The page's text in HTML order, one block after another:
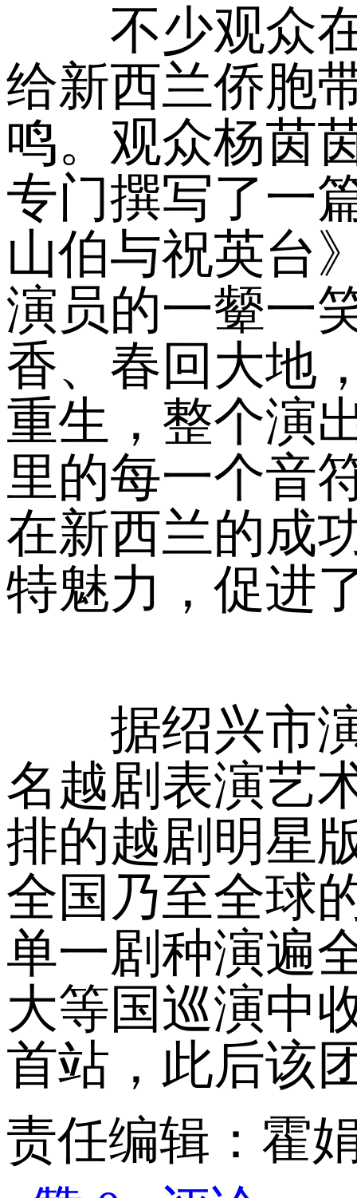
不少观众在
给新西兰侨胞
鸣。观众杨茵
专门撰写了一
山伯与祝英台
演员的一颦一
香、春回大地
重生，整个演
里的每一个音
在新西兰的成
特魅力，促进
据绍兴市演
名越剧表演艺
排的越剧明星
全国乃至全球
单一剧种演遍
大等国巡演中
首站，此后该
责任编辑：霍